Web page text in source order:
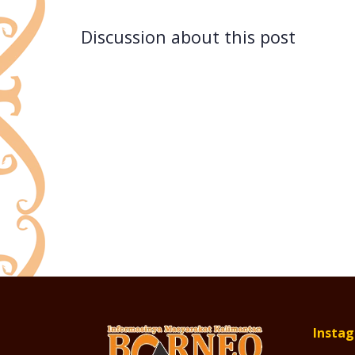
Discussion about this post